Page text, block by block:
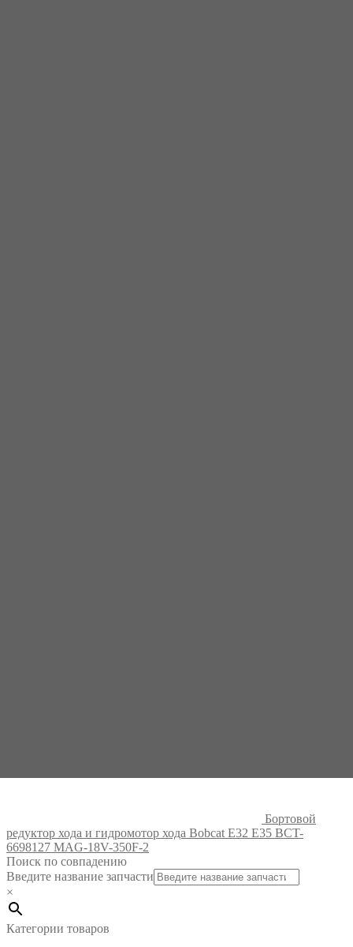
Бортовой
редуктор хода и гидромотор хода Bobcat E32 E35 BCT-
6698127 MAG-18V-350F-2
Поиск по совпадению
Введите название запчасти
×
Категории товаров